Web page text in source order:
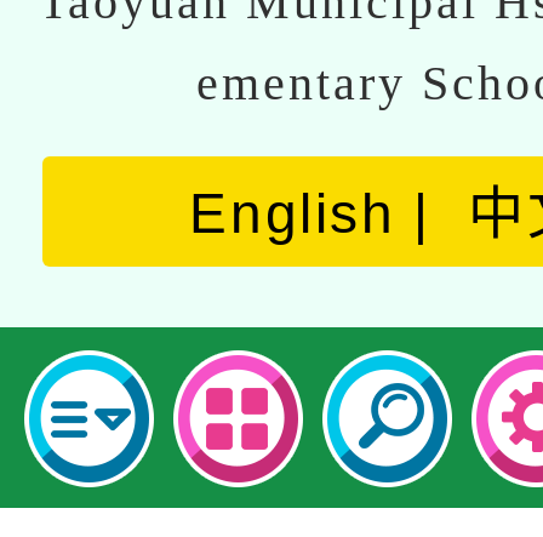
ementary
English 中